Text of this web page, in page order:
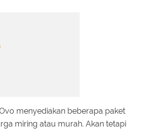
menyediakan beberapa paket
miring atau murah. Akan tetapi